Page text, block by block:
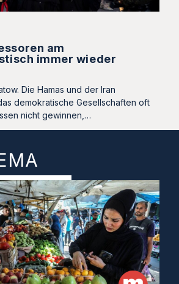
am
immer wieder
Die Hamas und der Iran
demokratische Gesellschaften oft
nicht gewinnen,…